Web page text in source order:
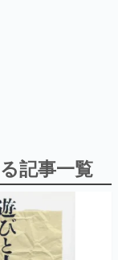
与えた影響を探る企
なトピック・タイト
ビューや識者による
る決定版！
記事一覧